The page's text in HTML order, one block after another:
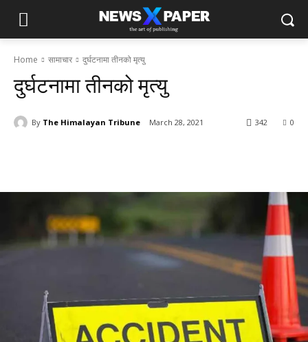
Home सामाचार दुर्घटनामा तीनको मृत्यु
दुर्घटनामा तीनको मृत्यु
By The Himalayan Tribune March 28, 2021 0
342